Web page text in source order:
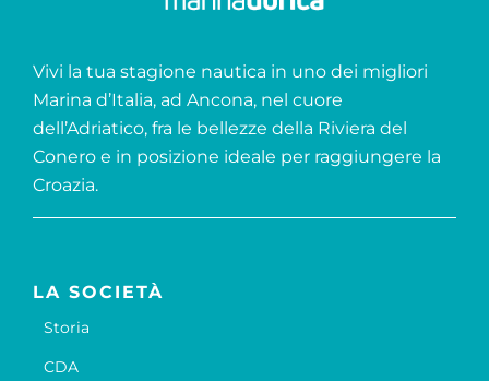
Vivi la tua stagione nautica in uno dei migliori
Marina d’Italia, ad Ancona, nel cuore
dell’Adriatico, fra le bellezze della Riviera del
Conero e in posizione ideale per raggiungere la
Croazia.
LA SOCIETÀ
Storia
CDA